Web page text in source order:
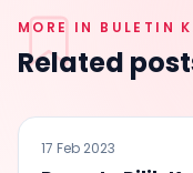
MORE IN BULETIN
Related
BULETIN KANCIL
17 Feb 2023